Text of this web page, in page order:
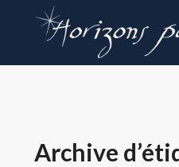
Archive